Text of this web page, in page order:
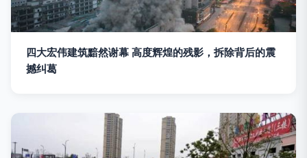
四大宏伟建筑黯然谢幕 高度辉煌的残影，拆除背后的震
撼纠葛